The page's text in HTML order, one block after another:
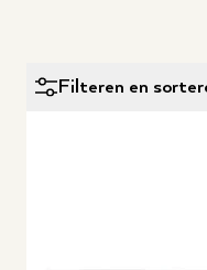
Filteren en